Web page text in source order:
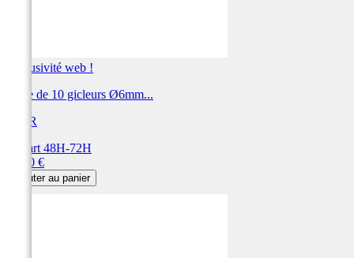
Exclusivité web !
Boite de 10 gicleurs Ø6mm...
BIHR
Départ 48H-72H
15,60 €
Ajouter au panier